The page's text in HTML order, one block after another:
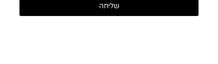
שליחה